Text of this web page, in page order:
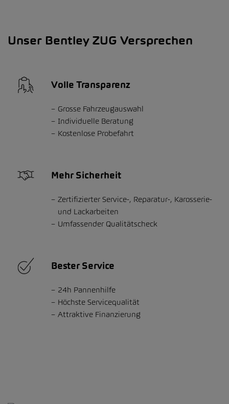
Unser Bentley ZUG Versprechen
Volle Transparenz
Grosse Fahrzeugauswahl
Individuelle Beratung
Kostenlose Probefahrt
Mehr Sicherheit
Zertifizierter Service-, Reparatur-, Karosserie-
und Lackarbeiten
Umfassender Qualitätscheck
Bester Service
24h Pannenhilfe
Höchste Servicequalität
Attraktive Finanzierung